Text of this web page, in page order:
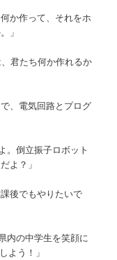
か作って、それをホ
」
君たち何か作れるか
、電気回路とプログ
。倒立振子ロボット
よ？」
後でもやりたいで
内の中学生を笑顔に
よう！」